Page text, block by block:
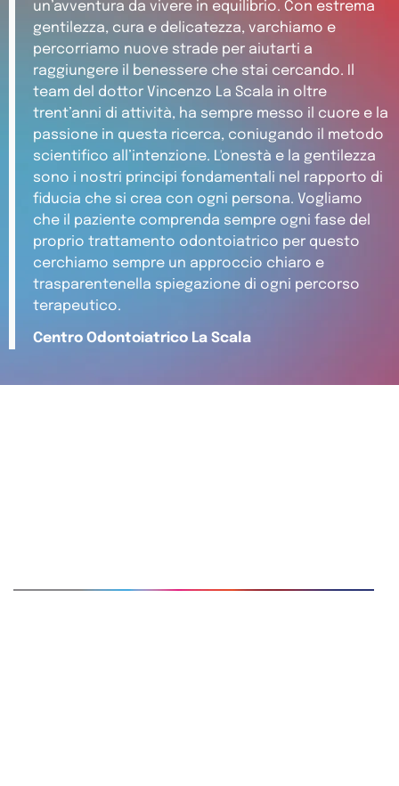
un’avventura da vivere in equilibrio. Con estrema
gentilezza, cura e delicatezza, varchiamo e
percorriamo nuove strade per aiutarti a
raggiungere il benessere che stai cercando. Il
team del dottor Vincenzo La Scala in oltre
trent’anni di attività, ha sempre messo il cuore e la
passione in questa ricerca, coniugando il metodo
scientifico all’intenzione. L'onestà e la gentilezza
sono i nostri principi fondamentali nel rapporto di
fiducia che si crea con ogni persona. Vogliamo
che il paziente comprenda sempre ogni fase del
proprio trattamento odontoiatrico per questo
cerchiamo sempre un approccio chiaro e
trasparentenella spiegazione di ogni percorso
terapeutico.
Centro Odontoiatrico La Scala